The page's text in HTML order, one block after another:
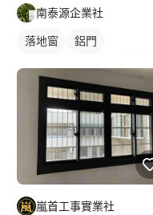
南泰源企業社
落地窗
鋁門
玻璃鋁門
嵐首工事實業社